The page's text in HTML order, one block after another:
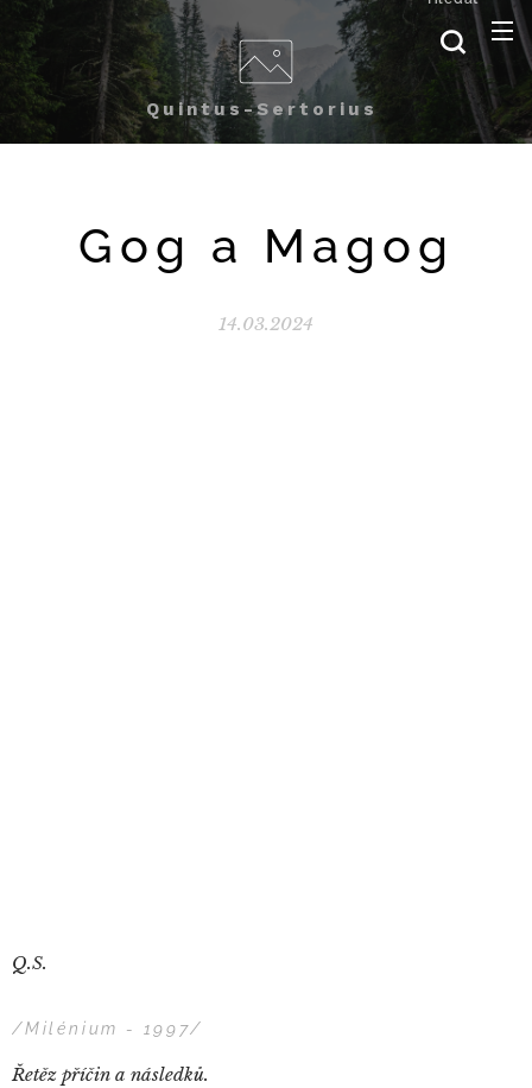
Quintus-Sertorius
Gog a Magog
14.03.2024
Q.S.
/Milénium - 1997/
Řetěz příčin a následků.